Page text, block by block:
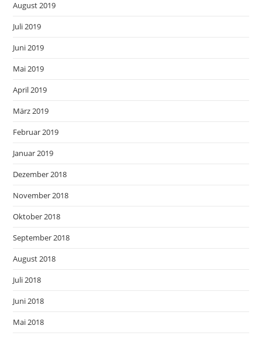
August 2019
Juli 2019
Juni 2019
Mai 2019
April 2019
März 2019
Februar 2019
Januar 2019
Dezember 2018
November 2018
Oktober 2018
September 2018
August 2018
Juli 2018
Juni 2018
Mai 2018